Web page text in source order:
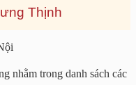
Thịnh
nhằm trong danh sách các